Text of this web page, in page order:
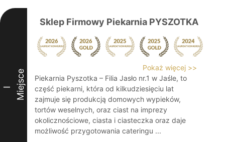
I Miejsce
Sklep Firmowy Piekarnia PYSZOTKA
Pokaż więcej >>
Piekarnia Pyszotka – Filia Jasło nr.1 w Jaśle, to
część piekarni, która od kilkudziesięciu lat
zajmuje się produkcją domowych wypieków,
tortów weselnych, oraz ciast na imprezy
okolicznościowe, ciasta i ciasteczka oraz daje
możliwość przygotowania cateringu ...